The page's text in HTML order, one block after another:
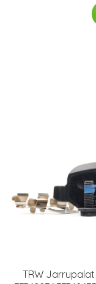
TRW Jarrupalat